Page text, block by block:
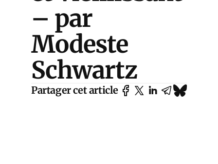
– par
Modeste
Schwartz
Partager cet article